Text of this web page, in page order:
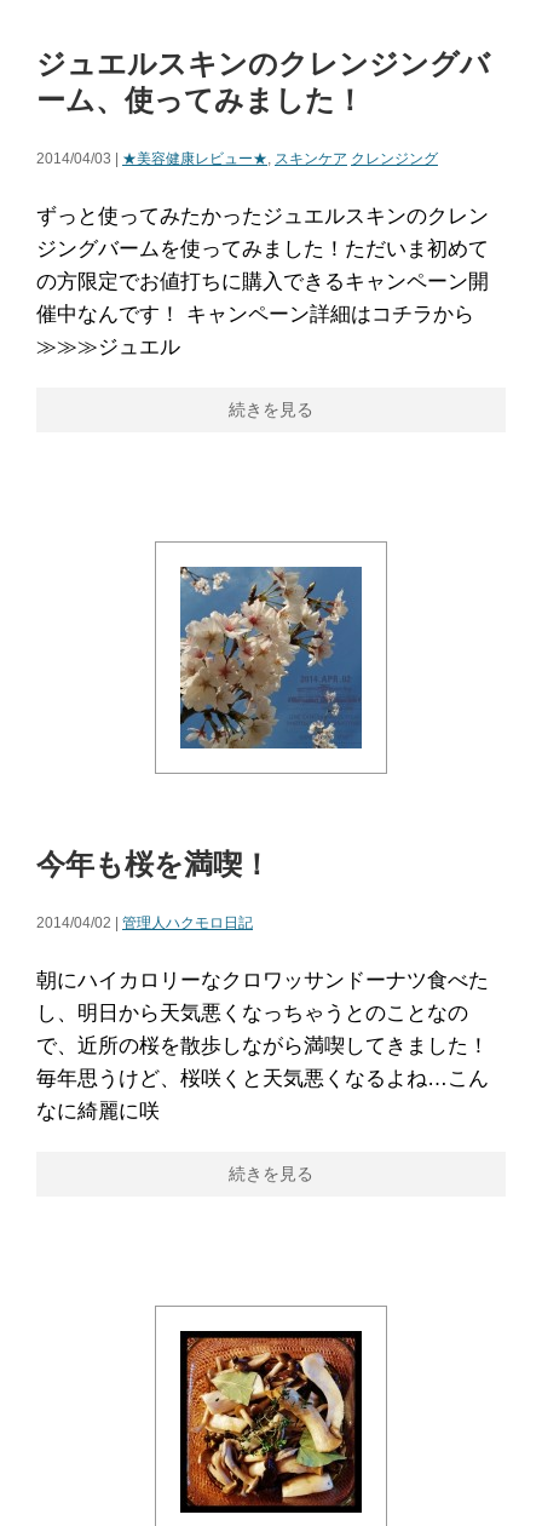
ジュエルスキンのクレンジングバ
ーム、使ってみました！
2014/04/03 | ★美容健康レビュー★, スキンケア クレンジング
ずっと使ってみたかったジュエルスキンのクレン
ジングバームを使ってみました！ただいま初めて
の方限定でお値打ちに購入できるキャンペーン開
催中なんです！ キャンペーン詳細はコチラから
≫≫≫ジュエル
続きを見る
今年も桜を満喫！
2014/04/02 | 管理人ハクモロ日記
朝にハイカロリーなクロワッサンドーナツ食べた
し、明日から天気悪くなっちゃうとのことなの
で、近所の桜を散歩しながら満喫してきました！
毎年思うけど、桜咲くと天気悪くなるよね…こん
なに綺麗に咲
続きを見る